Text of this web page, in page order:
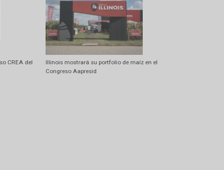
Los desafíos de la industria veterinaria argentina